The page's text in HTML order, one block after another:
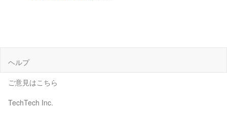
ヘルプ
ご意見はこちら
TechTech Inc.